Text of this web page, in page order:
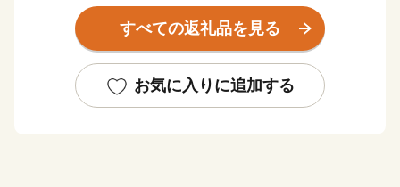
地を有し、観光業が盛んな南小国町には自然を肌で感じ
られるスポット、郷土料理や地元食材を使ったカフェな
訪れていただいております。
すべての返礼品を見る
お気に入りに追加する